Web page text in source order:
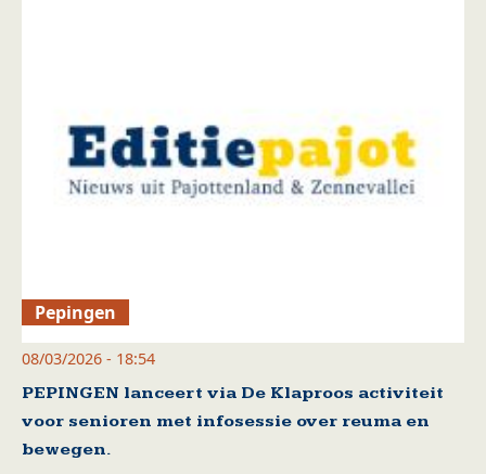
Pepingen
08/03/2026 - 18:54
PEPINGEN lanceert via De Klaproos activiteit
voor senioren met infosessie over reuma en
bewegen.